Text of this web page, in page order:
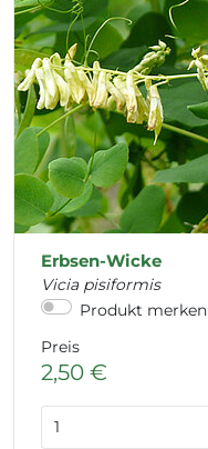
Erbsen-Wicke
Vicia pisiformis
Produkt merken
Preis
2,50 €